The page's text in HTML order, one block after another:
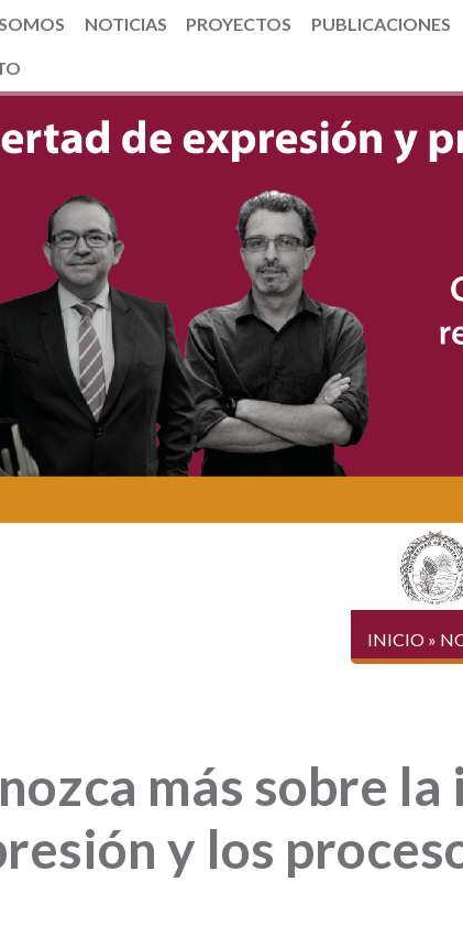
NOTICIAS PROYECTOS PUBLICACIONES
INICIO »
más sobre
y los